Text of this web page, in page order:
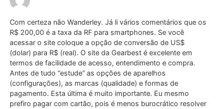
Com certeza não Wanderley. Já li vários comentários que os
R$ 200,00 é a taxa da RF para smartphones. Se você
acessar o site coloque a opção de conversão de US$
(dolar) para R$ (real). O site da Gearbest é excelente em
termos de facilidade de acesso, entendimento e compra.
Antes de tudo “estude” as opções de aparelhos
(configurações), as marcas (qualidade) e formas de
pagamento. Esta última é muito importante. Eu mesmo
prefiro pagar com cartão, pois é menos burocrático resolver